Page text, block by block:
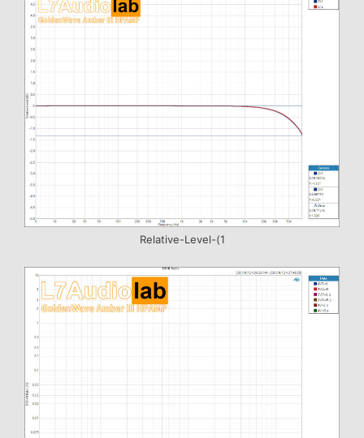
Relative-Level-(1